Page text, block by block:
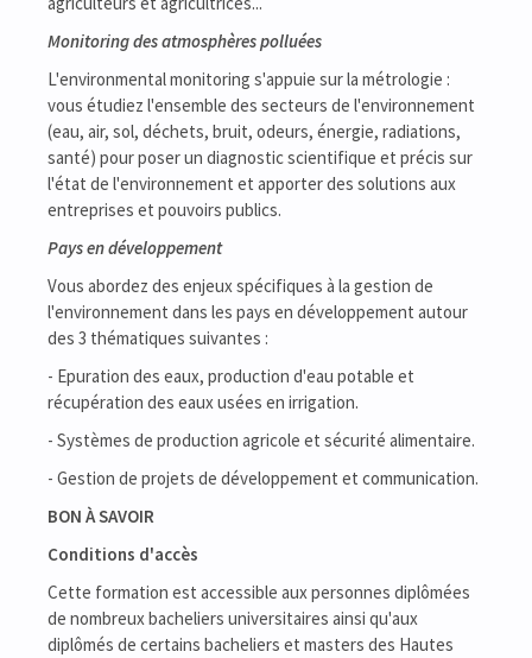
Monitoring des atmosphères polluées
L'environmental monitoring s'appuie sur la métrologie :
vous étudiez l'ensemble des secteurs de l'environnement
(eau, air, sol, déchets, bruit, odeurs, énergie, radiations,
santé) pour poser un diagnostic scientifique et précis sur
l'état de l'environnement et apporter des solutions aux
entreprises et pouvoirs publics.
Pays en développement
Vous abordez des enjeux spécifiques à la gestion de
l'environnement dans les pays en développement autour
des 3 thématiques suivantes :
- Epuration des eaux, production d'eau potable et
récupération des eaux usées en irrigation.
- Systèmes de production agricole et sécurité alimentaire.
- Gestion de projets de développement et communication.
BON À SAVOIR
Conditions d'accès
Cette formation est accessible aux personnes diplômées
de nombreux bacheliers universitaires ainsi qu'aux
diplômés de certains bacheliers et masters des Hautes